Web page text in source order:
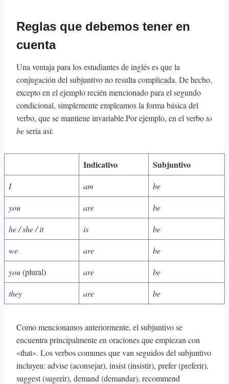
Reglas que debemos tener en
cuenta
Una ventaja para los estudiantes de inglés es que la
conjugación del subjuntivo no resulta complicada. De hecho,
excepto en el ejemplo recién mencionado para el segundo
condicional, simplemente empleamos la forma básica del
verbo, que se mantiene invariable.Por ejemplo, en el verboto
besería así:
Indicativo Subjuntivo
I am
be
you
are
be
he / she / it
is
be
we
are
be
you(plural) are
be
they
are be
Como mencionamos anteriormente, el subjuntivo se
encuentra principalmente en oraciones que empiezan con
«that». Los verbos comunes que van seguidos del subjuntivo
incluyen: advise (aconsejar), insist (insistir), prefer (preferir),
suggest (sugerir), demand (demandar), recommend